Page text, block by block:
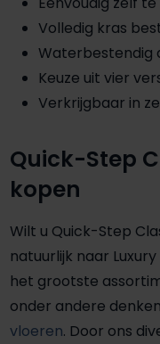
Volledig kras
Waterbestendig
Keuze uit vier
Verkrijgbaar in
Quick-Step
kopen
Wilt u Quick-Step
natuurlijk naar
het grootste
onder andere
vloeren. Door ons